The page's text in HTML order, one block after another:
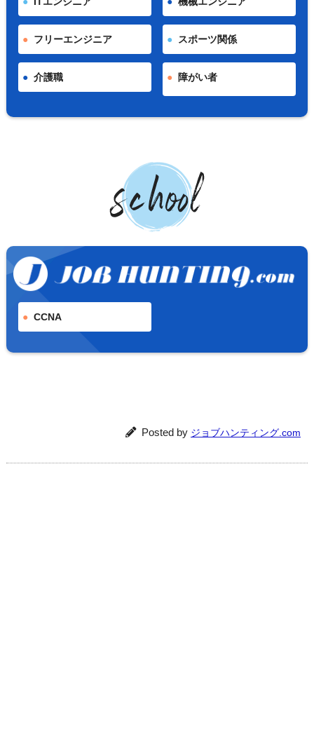
フリーエンジニア スポーツ関係
介護職 障がい者
CCNA
Posted by ジョブハンティング.com